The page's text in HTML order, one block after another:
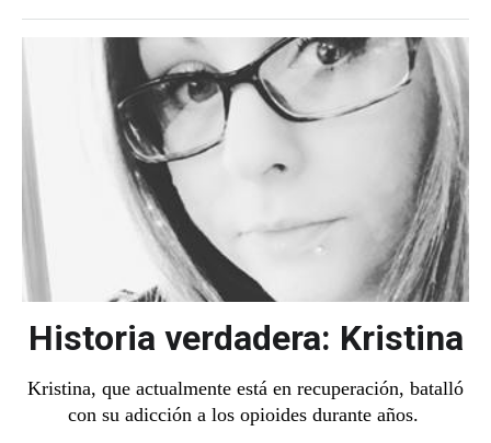
Historia verdadera: Kristina
Kristina, que actualmente está en recuperación, batalló
con su adicción a los opioides durante años.